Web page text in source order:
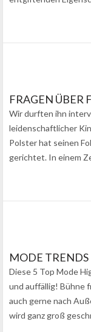
Wir durften ihn
leidenschaftlicher
Polster hat seinen
gerichtet. In einem
MODE
Diese 5 Top Mode
und auffällig! Bühne
auch gerne nach
wird ganz groß